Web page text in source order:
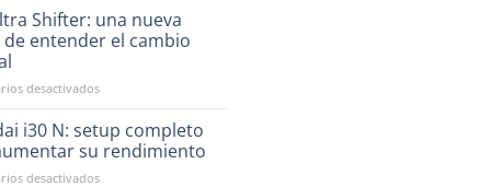
financiar
compras
RST
es
más
fácil
que
Shifter: una nueva
entender el cambio
desactivadosen
Ultra
Shifter:
una
nueva
i30 N: setup completo
su rendimiento
desactivadosen